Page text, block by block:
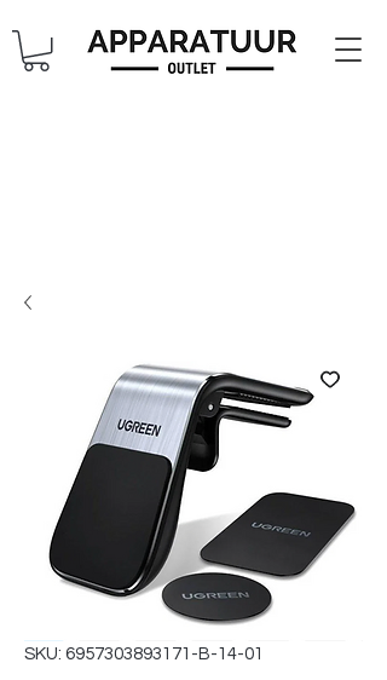
SKU: 6957303893171-B-14-01